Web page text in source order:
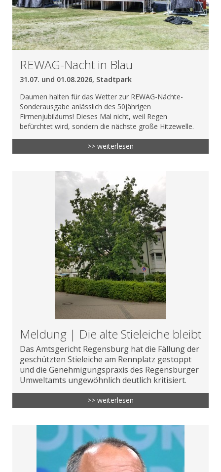
REWAG-Nacht in Blau
31.07. und 01.08.2026, Stadtpark
Daumen halten für das Wetter zur REWAG-Nächte-
Sonderausgabe anlässlich des 50jährigen
Firmenjubiläums! Dieses Mal nicht, weil Regen
befürchtet wird, sondern die nächste große Hitzewelle.
>> weiterlesen
Meldung | Die alte Stieleiche bleibt
Das Amtsgericht Regensburg hat die Fällung der
geschützten Stieleiche am Rennplatz gestoppt
und die Genehmigungspraxis des Regensburger
Umweltamts ungewöhnlich deutlich kritisiert.
>> weiterlesen